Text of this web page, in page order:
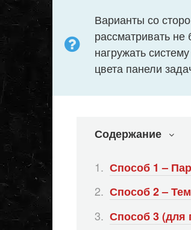
Варианты со
рассматривать
нагружать
цвета панели
Содержание
Способ 1 –
Способ 2 –
Способ 3 (для